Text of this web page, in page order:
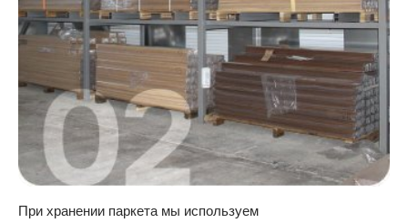
При хранении паркета мы используем